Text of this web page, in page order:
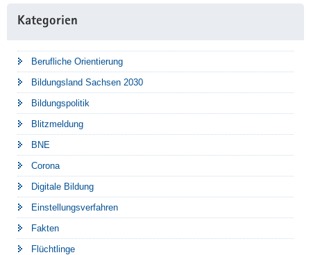
Kategorien
Berufliche Orientierung
Bildungsland Sachsen 2030
Bildungspolitik
Blitzmeldung
BNE
Corona
Digitale Bildung
Einstellungsverfahren
Fakten
Flüchtlinge